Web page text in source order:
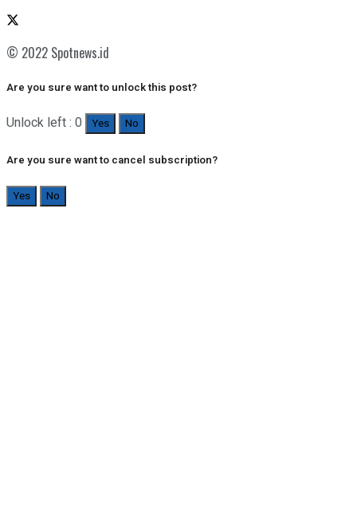
© 2022 Spotnews.id
Are you sure want to unlock this post?
Unlock left : 0 Yes No
Are you sure want to cancel subscription?
Yes No